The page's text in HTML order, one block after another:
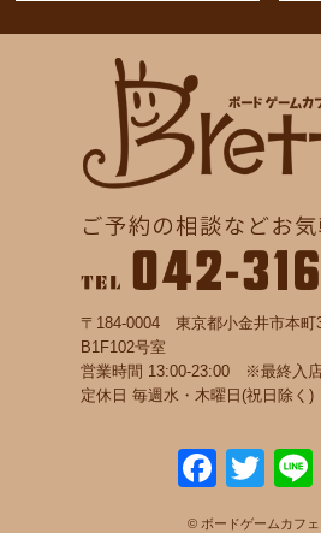
〒184-0004 東京都小金井市本町
B1F102号室
営業時間 13:00-23:00 ※最終入
定休日 毎週水・木曜日(祝日除く)
F
T
© ボードゲームカフ